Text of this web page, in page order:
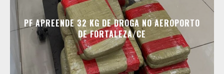
PF APREENDE 32 KG DE DROGA NO AEROPORTO
DE FORTALEZA/CE